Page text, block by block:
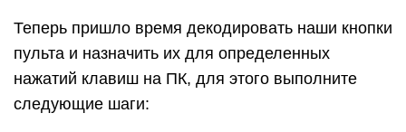
Теперь пришло время декодировать наши кнопки
пульта и назначить их для определенных
нажатий клавиш на ПК, для этого выполните
следующие шаги: